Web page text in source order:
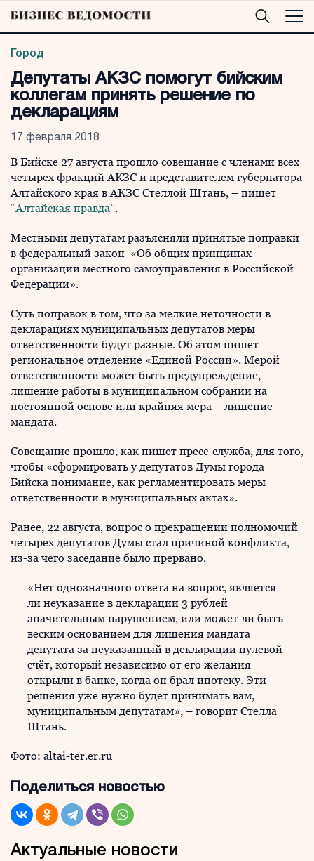
Город
Депутаты АКЗС помогут бийским
коллегам принять решение по
декларациям
17 февраля 2018
В Бийске 27 августа прошло совещание с членами всех
четырех фракций АКЗС и представителем губернатора
Алтайского края в АКЗС Стеллой Штань, – пишет
“Алтайская правда”.
Местными депутатам разъясняли принятые поправки
в федеральный закон «Об общих принципах
организации местного самоуправления в Российской
Федерации».
Суть поправок в том, что за мелкие неточности в
декларациях муниципальных депутатов меры
ответственности будут разные. Об этом пишет
региональное отделение «Единой России». Мерой
ответственности может быть предупреждение,
лишение работы в муниципальном собрании на
постоянной основе или крайняя мера – лишение
мандата.
Совещание прошло, как пишет пресс-служба, для того,
чтобы «сформировать у депутатов Думы города
Бийска понимание, как регламентировать меры
ответственности в муниципальных актах».
Ранее, 22 августа, вопрос о прекращении полномочий
четырех депутатов Думы стал причиной конфликта,
из-за чего заседание было прервано.
«Нет однозначного ответа на вопрос, является
ли неуказание в декларации 3 рублей
значительным нарушением, или может ли быть
веским основанием для лишения мандата
депутата за неуказанный в декларации нулевой
счёт, который независимо от его желания
открыли в банке, когда он брал ипотеку. Эти
решения уже нужно будет принимать вам,
муниципальным депутатам», – говорит Стелла
Штань.
Фото: altai-ter.er.ru
Поделиться новостью
Актуальные новости